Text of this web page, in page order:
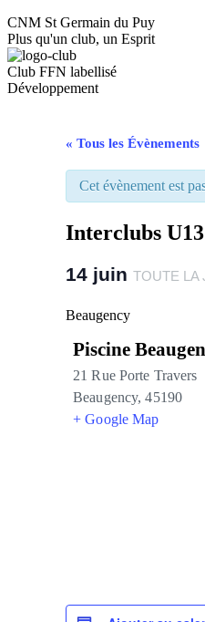
CNM St Germain du Puy
Plus qu'un club, un Esprit
Club FFN labellisé
Développement
« Tous les Évènements
Cet évènement est
Interclubs U13
14 juin TOUTE LA
Beaugency
Piscine
21 Rue Porte Travers
Beaugency, 45190
+ Google Map